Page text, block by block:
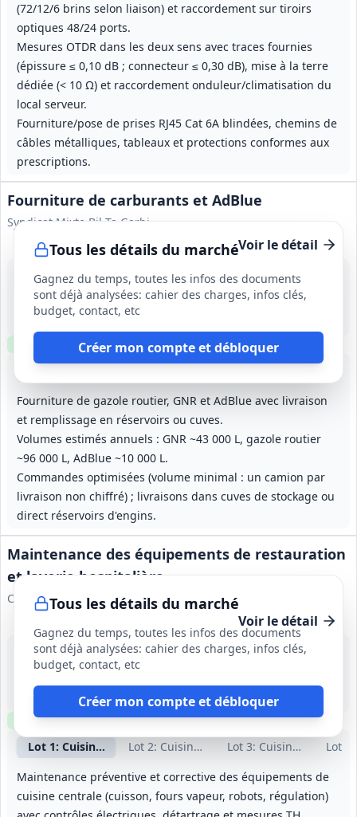
(72/12/6 brins selon liaison) et raccordement sur tiroirs
optiques 48/24 ports.
Mesures OTDR dans les deux sens avec traces fournies
(épissure ≤ 0,10 dB ; connecteur ≤ 0,30 dB), mise à la terre
dédiée (< 10 Ω) et raccordement onduleur/climatisation du
local serveur.
Fourniture/pose de prises RJ45 Cat 6A blindées, chemins de
câbles métalliques, tableaux et protections conformes aux
prescriptions.
Tous les détails du marché
Gagnez du temps, toutes les infos des documents
sont déjà analysées: cahier des charges, infos clés,
budget, contact, etc
Créer mon compte et débloquer
Fourniture de carburants et AdBlue
Syndicat Mixte Bil Ta Garbi
Voir le détail
Fourniture de gazole routier, GNR et AdBlue avec livraison
et remplissage en réservoirs ou cuves.
Volumes estimés annuels : GNR ~43 000 L, gazole routier
~96 000 L, AdBlue ~10 000 L.
Commandes optimisées (volume minimal : un camion par
livraison non chiffré) ; livraisons dans cuves de stockage ou
direct réservoirs d'engins.
14 août 2026
Charritte-de-Bas (64)
1 120 000 €
1 an, reconductible 3 fois (durée maximale 4 ans)
Clause environnementale Visiterequise
Tous les détails du marché
Gagnez du temps, toutes les infos des documents
sont déjà analysées: cahier des charges, infos clés,
budget, contact, etc
Créer mon compte et débloquer
Maintenance des équipements de restauration
et laverie hospitalière
Centre Hospitalier de Pau
Voir le détail
Lot 1: Cuisine centrale
Lot 2: Cuisine centrale
Lot 3: Cuisine centrale
Lot
Maintenance préventive et corrective des équipements de
cuisine centrale (cuisson, fours vapeur, robots, régulation)
14 août 2026
Pau (64)
4 ans (01/01/2027 - 02/01/2031)
Clause environnementale